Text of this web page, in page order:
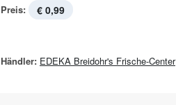
Preis: € 0,99
Händler: EDEKA Breidohr's Frische-Center